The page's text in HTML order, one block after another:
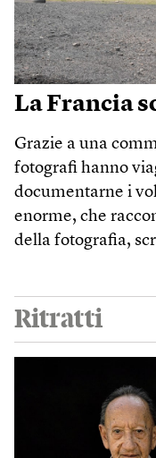
La Francia
Grazie a una
fotografi hanno
documentarne i
enorme, che
della fotografia,
Ritratti